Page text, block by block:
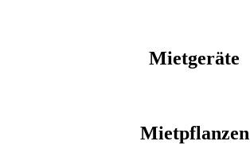
Mietgeräte
Mietpflanzen